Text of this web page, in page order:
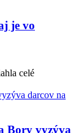
je vo
celé
Bory vyzýva